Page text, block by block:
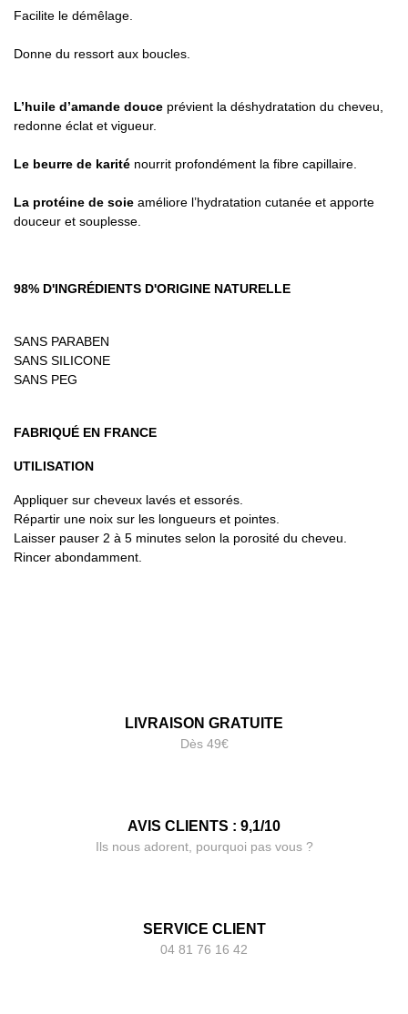
Facilite le démêlage.
Donne du ressort aux boucles.
L’huile d’amande douce prévient la déshydratation du cheveu,
redonne éclat et vigueur.
Le beurre de karité nourrit profondément la fibre capillaire.
La protéine de soie améliore l’hydratation cutanée et apporte
douceur et souplesse.
98% D'INGRÉDIENTS D'ORIGINE NATURELLE
SANS PARABEN
SANS SILICONE
SANS PEG
FABRIQUÉ EN FRANCE
UTILISATION
Appliquer sur cheveux lavés et essorés.
Répartir une noix sur les longueurs et pointes.
Laisser pauser 2 à 5 minutes selon la porosité du cheveu.
Rincer abondamment.
LIVRAISON GRATUITE
Dès 49€
AVIS CLIENTS : 9,1/10
Ils nous adorent, pourquoi pas vous ?
SERVICE CLIENT
04 81 76 16 42